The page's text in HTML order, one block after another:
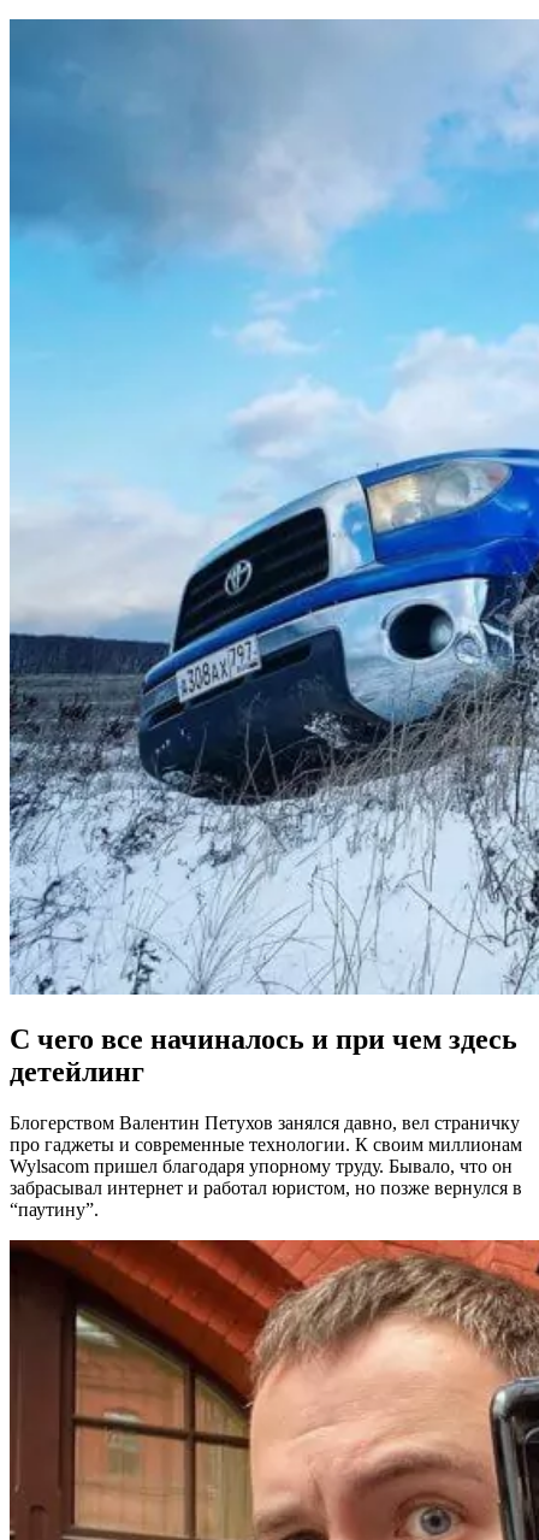
С чего все начиналось и при чем здесь
детейлинг
Блогерством Валентин Петухов занялся давно, вел страничку
про гаджеты и современные технологии. К своим миллионам
Wylsacom пришел благодаря упорному труду. Бывало, что он
забрасывал интернет и работал юристом, но позже вернулся в
“паутину”.